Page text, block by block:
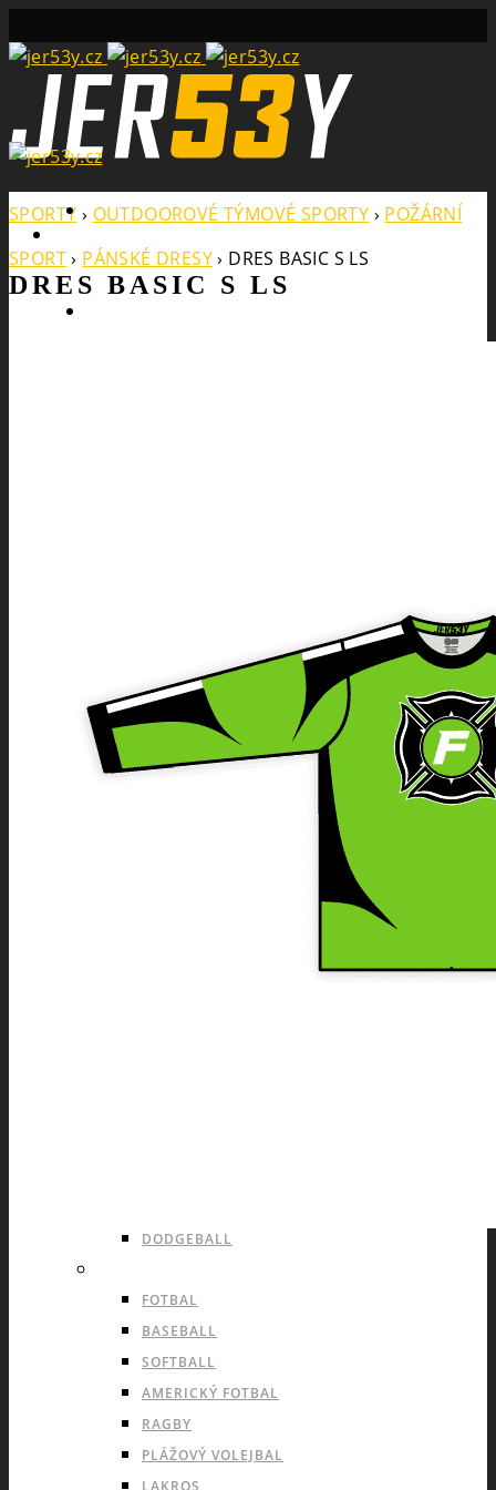
Search
NABÍDKA PRO VŠECHNY SPORTY
SOFTSHELLOVÉ A DALŠÍ BUNDY
SPORTOVNÍ SPODNÍ PRÁDLO
SPORTOVNÍ KOMPRESNÍ PODKOLENKY
DODGEBALL
FOTBAL
BASEBALL
SOFTBALL
AMERICKÝ FOTBAL
RAGBY
PLÁŽOVÝ VOLEJBAL
LAKROS
DRES BASIC S LS
SPORTY › OUTDOOROVÉ TÝMOVÉ SPORTY › POŽÁRNÍ
SPORT› PÁNSKÉ DRESY› DRES BASIC S LS